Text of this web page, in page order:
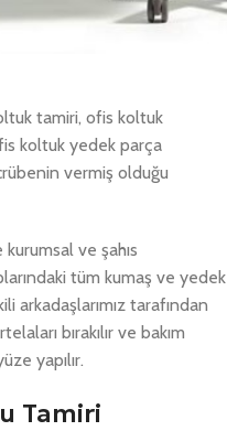
tamiri, ofis koltuk
koltuk yedek parça
vermiş olduğu
ve şahıs
tüm kumaş ve yedek
arkadaşlarımız tarafından
bırakılır ve bakım
yapılır.
Tamiri